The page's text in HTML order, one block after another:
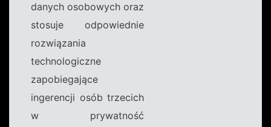
danych osobowych oraz
stosuje odpowiednie
rozwiązania
technologiczne
zapobiegające
ingerencji osób trzecich
w prywatność